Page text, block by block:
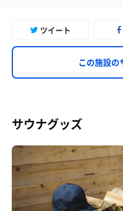
ツイート
この施設の
サウナグッズ